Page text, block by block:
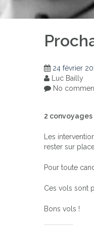
24 février
Luc Bailly
No
2 convoyages
Les
rester sur
Pour toute
Ces vols sont
Bons vols !